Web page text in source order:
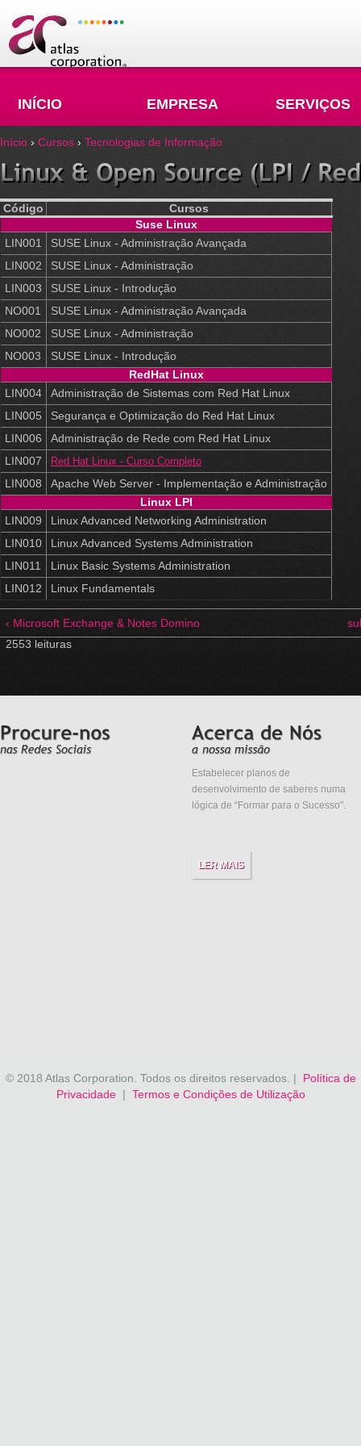
INÍCIO EMPRESA SERVIÇOS
Início › Cursos › Tecnologias de Informação
Código
Cursos
Suse Linux
LIN001
SUSE Linux - Administração Avançada
LIN002
SUSE Linux - Administração
LIN003
SUSE Linux - Introdução
NO001
SUSE Linux - Administração Avançada
NO002
SUSE Linux - Administração
NO003
SUSE Linux - Introdução
RedHat Linux
LIN004
Administração de Sistemas com Red Hat Linux
LIN005
Segurança e Optimização do Red Hat Linux
LIN006
Administração de Rede com Red Hat Linux
LIN007
Red Hat Linux - Curso Completo
LIN008
Apache Web Server - Implementação e Administração
Linux LPI
LIN009
Linux Advanced Networking Administration
LIN010
Linux Advanced Systems Administration
LIN011
Linux Basic Systems Administration
LIN012
Linux Fundamentals
‹ Microsoft Exchange & Notes Domino
2553 leituras
Estabelecer planos de
desenvolvimento de saberes numa
lógica de “Formar para o Sucesso".
LER MAIS
© 2018 Atlas Corporation. Todos os direitos reservados. | Política de
Privacidade| Termos e Condições de Utilização